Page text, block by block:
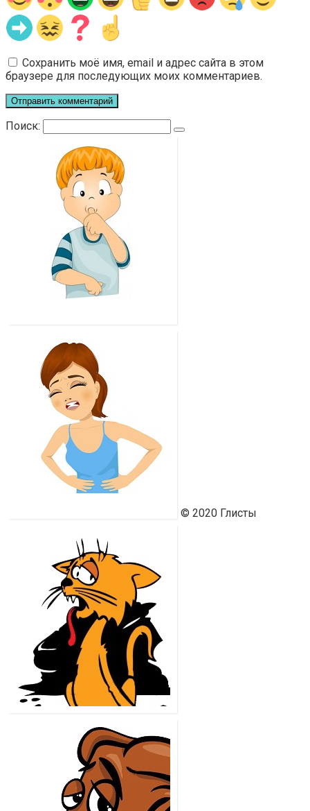
Сохранить моё имя, email и адрес сайта в этом
браузере для последующих моих комментариев.
Поиск:
© 2020 Глисты